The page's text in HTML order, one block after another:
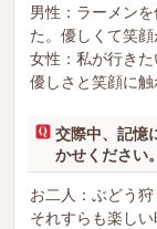
男性：ラーメン
た。優しくて笑顔
女性：私が行き
優しさと笑顔に触
交際中、記憶
かせください。
お二人：ぶどう
それすらも楽しい